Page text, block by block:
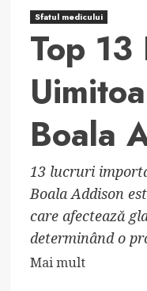
Sfatul medicului
Top 13
Boala
13 lucruri
Boala Addison
care afectează
determinând o
Mai multRead